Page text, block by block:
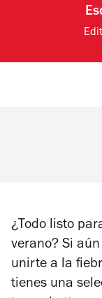
¿Todo listo
verano? Si
unirte a la
tienes una